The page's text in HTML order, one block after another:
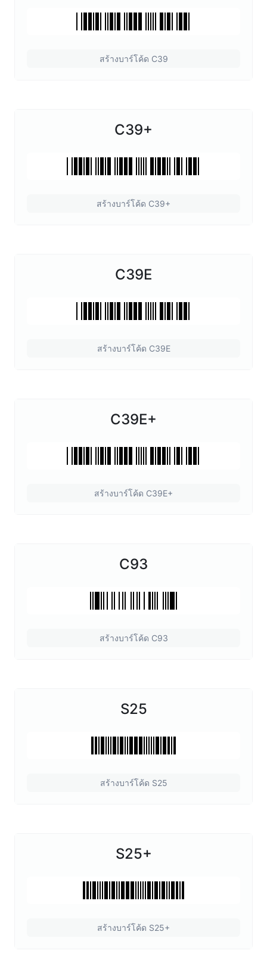
สร้างบาร์โค้ด C39
C39+
สร้างบาร์โค้ด C39+
C39E
สร้างบาร์โค้ด C39E
C39E+
สร้างบาร์โค้ด C39E+
C93
สร้างบาร์โค้ด C93
S25
สร้างบาร์โค้ด S25
S25+
สร้างบาร์โค้ด S25+